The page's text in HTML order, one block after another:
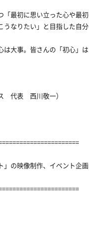
最初に思い立った心や最
うなりたい」と目指した自
大事。皆さんの「初心」は
ス 代表 西川敬一）
」の映像制作、イベント企